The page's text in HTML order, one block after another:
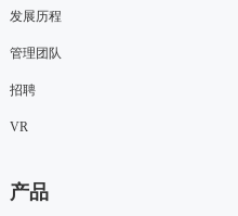
发展历程
管理团队
招聘
VR
产品